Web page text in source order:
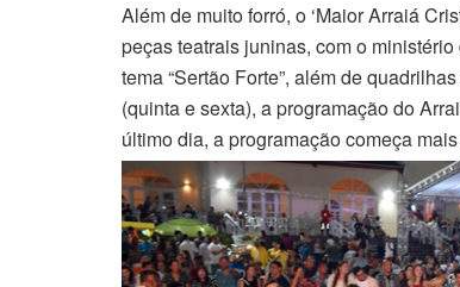
Além de muito forró, o ‘Maior Arraiá
peças teatrais juninas, com o
tema “Sertão Forte”, além de
(quinta e sexta), a programação do
último dia, a programação começa